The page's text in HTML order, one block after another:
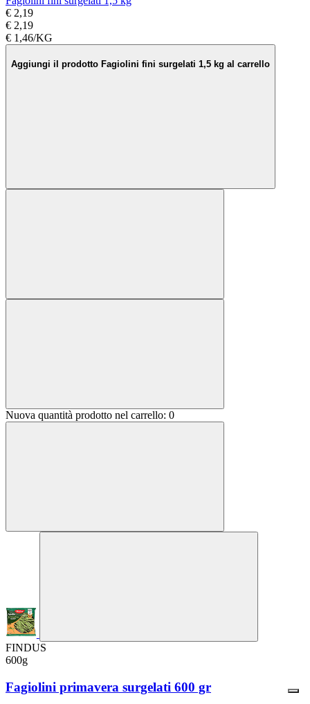
€ 2,19
€ 2,19
€ 1,46/KG
Aggiungi il prodotto Fagiolini fini surgelati 1,5 kg al carrello
Nuova quantità prodotto nel carrello: 0
FINDUS
600g
Fagiolini primavera surgelati 600 gr